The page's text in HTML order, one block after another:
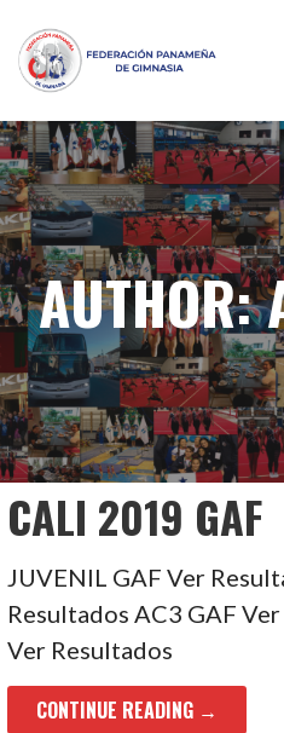
FEDERACIÓN
GIMNASIA
AUTHOR:
CALI 2019 GAF
JUVENIL GAF Ver
Resultados AC3 GAF
Ver Resultados
CONTINUE READING →